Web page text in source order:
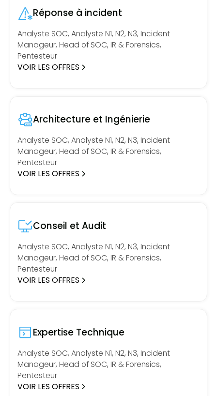
Réponse à incident
Analyste SOC, Analyste N1, N2, N3, Incident
Manageur, Head of SOC, IR & Forensics,
Pentesteur
VOIR LES OFFRES
Architecture et Ingénierie
Analyste SOC, Analyste N1, N2, N3, Incident
Manageur, Head of SOC, IR & Forensics,
Pentesteur
VOIR LES OFFRES
Conseil et Audit
Analyste SOC, Analyste N1, N2, N3, Incident
Manageur, Head of SOC, IR & Forensics,
Pentesteur
VOIR LES OFFRES
Expertise Technique
Analyste SOC, Analyste N1, N2, N3, Incident
Manageur, Head of SOC, IR & Forensics,
Pentesteur
VOIR LES OFFRES